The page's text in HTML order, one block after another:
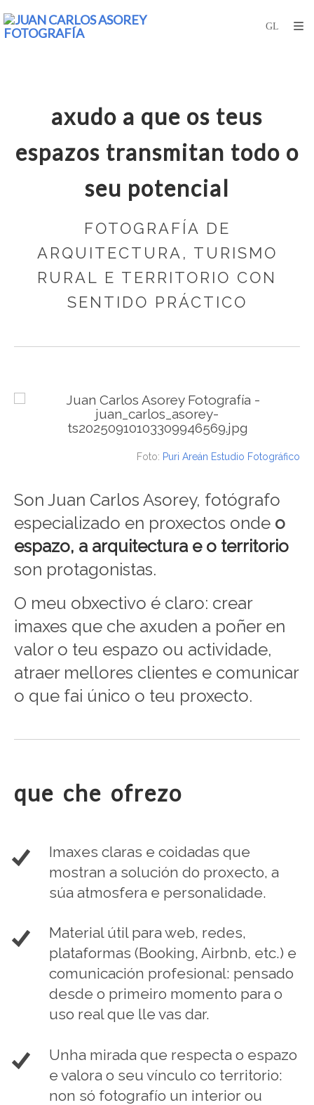
axudo a que os teus
espazos transmitan todo o
seu potencial
FOTOGRAFÍA DE
ARQUITECTURA, TURISMO
RURAL E TERRITORIO CON
SENTIDO PRÁCTICO
Foto: Puri Areán Estudio Fotográfico
Son Juan Carlos Asorey, fotógrafo
especializado en proxectos onde o
espazo, a arquitectura e o territorio
son protagonistas.
O meu obxectivo é claro: crear
imaxes que che axuden a poñer en
valor o teu espazo ou actividade,
atraer mellores clientes e comunicar
o que fai único o teu proxecto.
que che ofrezo
Imaxes claras e coidadas que
mostran a solución do proxecto, a
súa atmosfera e personalidade.
Material útil para web, redes,
plataformas (Booking, Airbnb, etc.) e
comunicación profesional: pensado
desde o primeiro momento para o
uso real que lle vas dar.
Unha mirada que respecta o espazo
e valora o seu vínculo co territorio:
non só fotografío un interior ou